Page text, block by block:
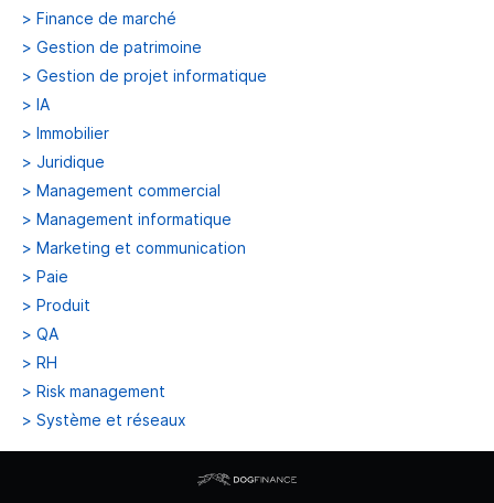
> Finance de marché
> Gestion de patrimoine
> Gestion de projet informatique
> IA
> Immobilier
> Juridique
> Management commercial
> Management informatique
> Marketing et communication
> Paie
> Produit
> QA
> RH
> Risk management
> Système et réseaux